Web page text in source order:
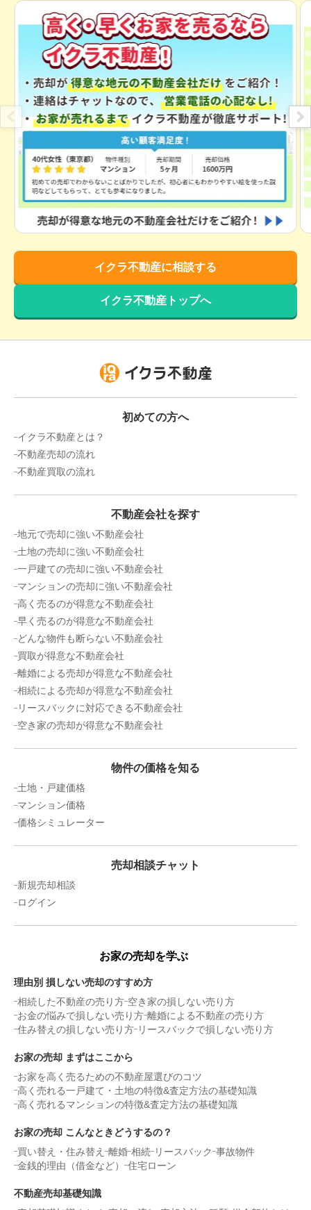
状態:更地 土地面積:150㎡
1,600万円
愛知県高浜市論地町三丁目
状態:更地 土地面積:140㎡
1,500万円
愛知県高浜市論地町三丁目
状態:更地 土地面積:134㎡
2,700 2025年4月
1,700 2025年4月
状態:更地
1,500
愛知県碧南市笹山町一丁目
状態:更地
1,900万円
愛知県知立市山屋敷町
状態:更地 土地面積:
1,500万円
愛知県高浜市論地町三丁目
更地
2025年3月
1,300万円
愛知県碧南市三度山町一丁目
状態:更地 土地面積: 212㎡
3,900
愛知県知立市山屋敷町
状態:更地 土地面積:
1,400
イクラ不動産に相談する
イクラ不動産トップへ
初めての方へ
イクラ不動産とは？
不動産売却の流れ
不動産買取の流れ
不動産会社を探す
地元で売却に強い不動産会社
土地の売却に強い不動産会社
一戸建ての売却に強い不動産会社
マンションの売却に強い不動産会社
高く売るのが得意な不動産会社
早く売るのが得意な不動産会社
どんな物件も断らない不動産会社
買取が得意な不動産会社
離婚による売却が得意な不動産会社
相続による売却が得意な不動産会社
リースバックに対応できる不動産会社
空き家の売却が得意な不動産会社
物件の価格を知る
土地・戸建価格
マンション価格
価格シミュレーター
売却相談チャット
新規売却相談
ログイン
お家の売却を学ぶ
理由別 損しない売却のすすめ方
相続した不動産の売り方 空き家の損しない売り方
お金の悩みで損しない売り方 離婚による不動産の売り方
住み替えの損しない売り方 リースバックで損しない売り方
お家の売却 まずはここから
お家を高く売るための不動産屋選びのコツ
高く売れる一戸建て・土地の特徴&査定方法の基礎知識
高く売れるマンションの特徴&査定方法の基礎知識
お家の売却 こんなときどうするの？
買い替え・住み替え
離婚 相続 リースバック 事故物件
金銭的理由（借金など）
住宅ローン
不動産売却基礎知識